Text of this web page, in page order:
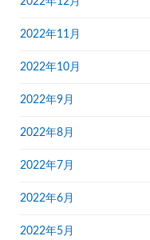
2022年11月
2022年10月
2022年9月
2022年8月
2022年7月
2022年6月
2022年5月